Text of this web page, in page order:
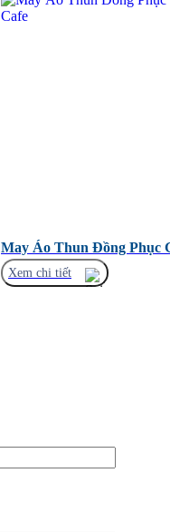
May Áo Thun Đồng Phục
Cafe
Xem chi tiết